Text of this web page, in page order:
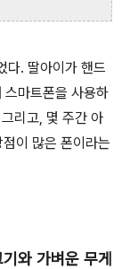
다. 딸아이가 핸드
스마트폰을 사용하
리고, 몇 주간 아
이 많은 폰이라는
와 가벼운 무게